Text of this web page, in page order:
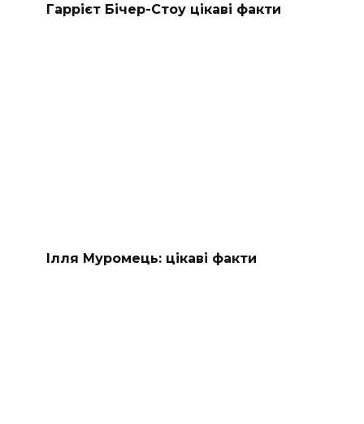
Гаррієт Бічер-Стоу цікаві факти
Ілля Муромець: цікаві факти